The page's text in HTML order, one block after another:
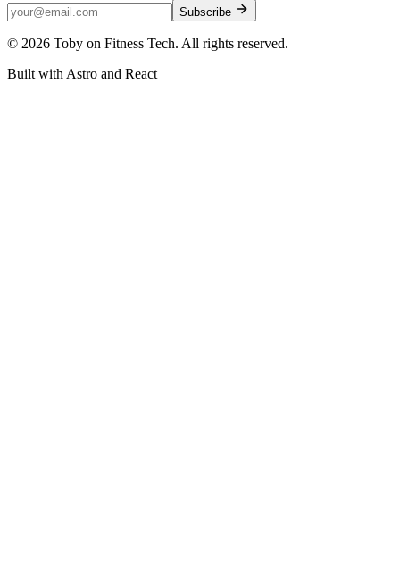
Subscribe
© 2026 Toby on Fitness Tech. All rights reserved.
Built with Astro and React